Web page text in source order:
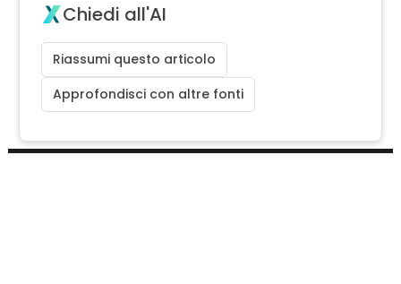
Chiedi all'AI
Riassumi questo articolo
Approfondisci con altre fonti